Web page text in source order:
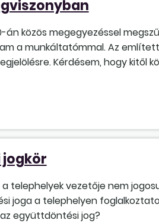
közös megegyezéssel
a munkáltatómmal. Az
Kérdésem, hogy
vezetője nem
joga a telephelyen
együttdöntési jog?